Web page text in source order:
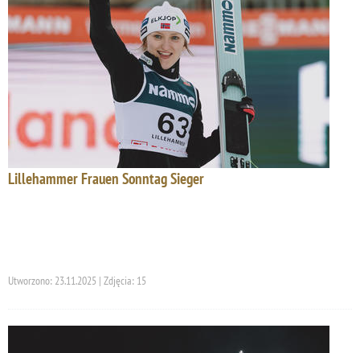
Lillehammer Frauen Sonntag Sieger
Utworzono: 23.11.2025 | Zdjęcia: 15